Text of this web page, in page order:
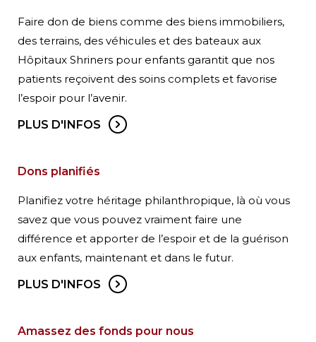
Faire don de biens comme des biens immobiliers,
des terrains, des véhicules et des bateaux aux
Hôpitaux Shriners pour enfants garantit que nos
patients reçoivent des soins complets et favorise
l’espoir pour l’avenir.
PLUS D'INFOS
Dons planifiés
Planifiez votre héritage philanthropique, là où vous
savez que vous pouvez vraiment faire une
différence et apporter de l’espoir et de la guérison
aux enfants, maintenant et dans le futur.
PLUS D'INFOS
Amassez des fonds pour nous